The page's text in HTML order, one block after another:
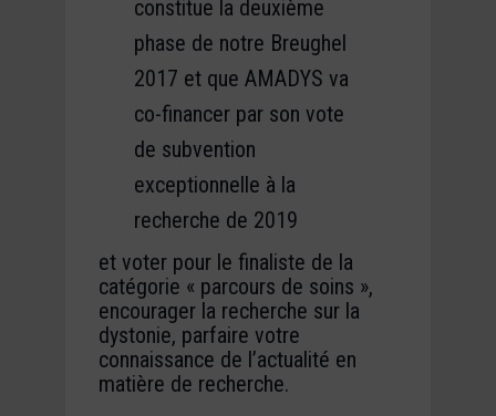
constitue la deuxième
phase de notre Breughel
2017 et que AMADYS va
co-financer par son vote
de subvention
exceptionnelle à la
recherche de 2019
et voter pour le finaliste de la
catégorie « parcours de soins »,
encourager la recherche sur la
dystonie, parfaire votre
connaissance de l’actualité en
matière de recherche.